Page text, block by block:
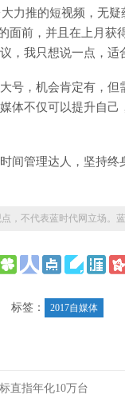
力推的短视频，无
面前，并且在上月
，我只想说一点，适
号，机会肯定有，
体不仅可以提升自
间管理达人，坚持
，不代表蓝时代网立场。
标签： 2017自媒体
直指年化10万台